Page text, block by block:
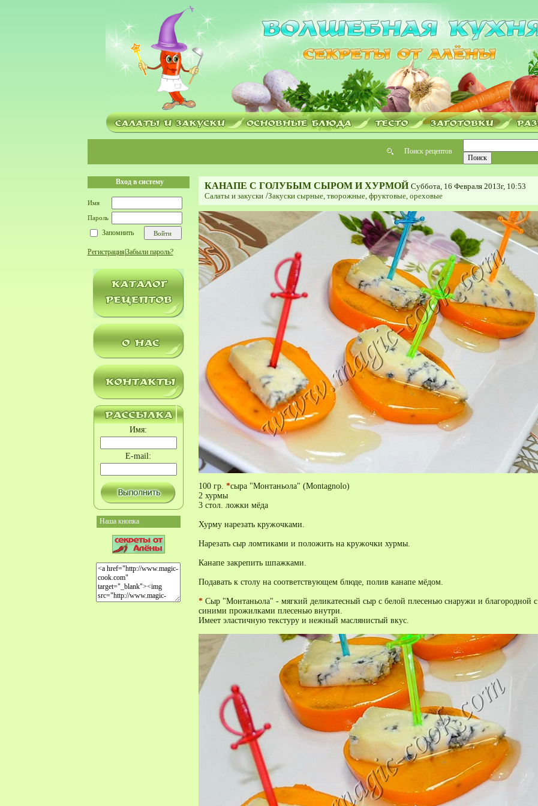
Поиск рецептов
Вход в систему
Имя
Пароль
Запомнить
Регистрация Забыли пароль?
Имя:
E-mail:
Наша кнопка
КАНАПЕ С ГОЛУБЫМ СЫРОМ И ХУРМОЙ Суббота, 16 Февраля 2013г, 10:53
Салаты и закуски/Закуски сырные, творожные, фруктовые, ореховые
100 гр. *сыра "Монтаньола" (Montagnolo)
2 хурмы
3 стол. ложки мёда
Хурму нарезать кружочками.
Нарезать сыр ломтиками и положить на кружочки хурмы.
Канапе закрепить шпажками.
Подавать к столу на соответствующем блюде, полив канапе мёдом.
*Сыр "Монтаньола" - мягкий деликатесный сыр с белой плесенью снаружи и благородной с
синими прожилками плесенью внутри.
Имеет эластичную текстуру и нежный маслянистый вкус.